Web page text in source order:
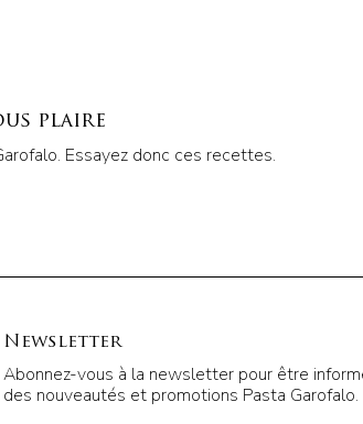
plaire
Essayez donc ces recettes.
Newsletter
Abonnez-vous à la newsletter pour être
des nouveautés et promotions Pasta Garofalo.